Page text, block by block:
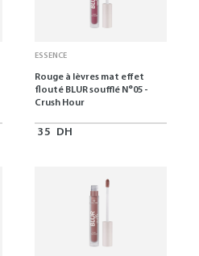
ESSENCE
Rouge à lèvres mat effet
flouté BLUR soufflé N°05 -
Crush Hour
35 DH